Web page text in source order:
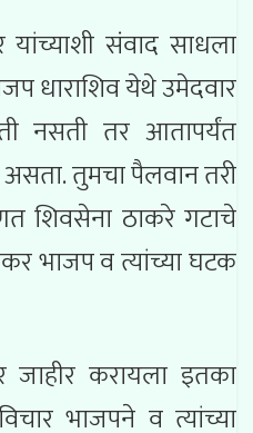
यांच्याशी संवाद साधला
धाराशिव येथे उमेदवार
नसती तर आतापर्यंत
तुमचा पैलवान तरी
शिवसेना ठाकरे गटाचे
भाजप व त्यांच्या घटक
जाहीर करायला इतका
भाजपने व त्यांच्या